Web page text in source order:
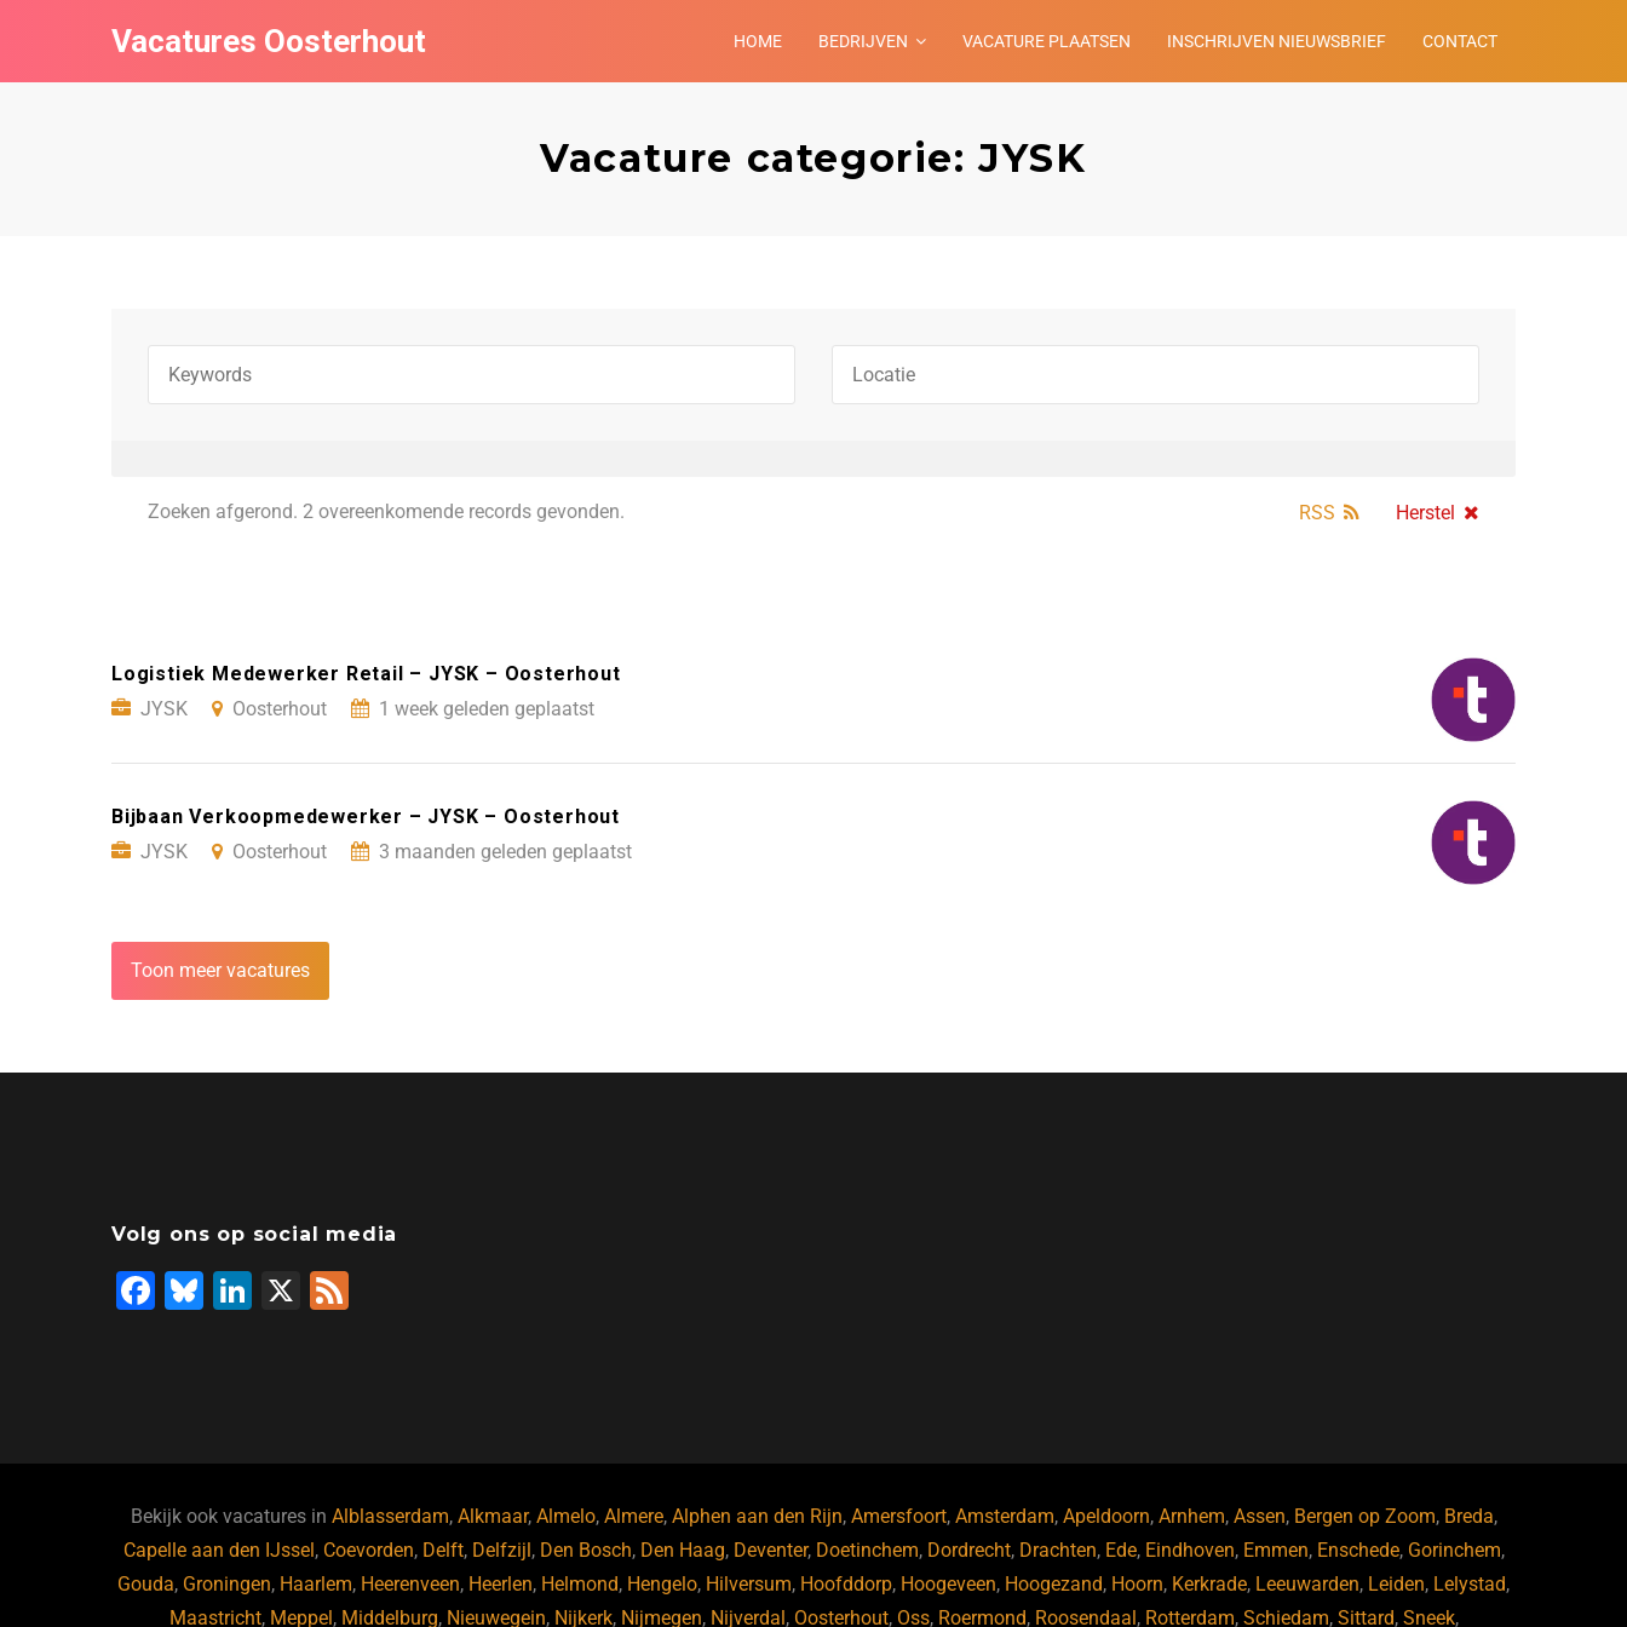
Vacatures Oosterhout HOME BEDRIJVEN VACATURE PLAATSEN INSCHRIJVEN NIEUWSBRIEF CONTACT
Vacature categorie: JYSK
Zoeken afgerond. 2 overeenkomende records gevonden. Herstel
RSS
Logistiek Medewerker Retail – JYSK – Oosterhout
JYSK
Oosterhout 1 week geleden geplaatst
Bijbaan Verkoopmedewerker – JYSK – Oosterhout
JYSK
Oosterhout 3 maanden geleden geplaatst
Toon meer vacatures
Volg ons op social media
F
o
k
Bl
Li
X
Bekijk ook vacatures in Alblasserdam, Alkmaar, Almelo, Almere, Alphen aan den Rijn, Amersfoort, Amsterdam, Apeldoorn, Arnhem, Assen, Bergen op Zoom, Breda,
Capelle aan den IJssel , Coevorden, Delft, Delfzijl , Den Bosch, Den Haag, Deventer, Doetinchem, Dordrecht, Drachten, Ede, Eindhoven, Emmen, Enschede, Gorinchem,
Gouda, Groningen, Haarlem, Heerenveen, Heerlen, Helmond, Hengelo, Hilversum, Hoofddorp, Hoogeveen, Hoogezand, Hoorn, Kerkrade, Leeuwarden, Leiden, Lelystad,
Maastricht, Meppel , Middelburg, Nieuwegein, Nijkerk, Nijmegen, Nijverdal , Oosterhout, Oss, Roermond, Roosendaal , Rotterdam, Schiedam, Sittard, Sneek,